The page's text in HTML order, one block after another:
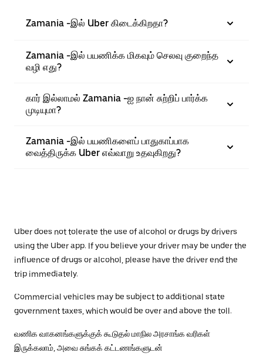
Zamania -இல் Uber கிடைக்கிறதா?
Zamania -இல் பயணிக்க மிகவும் செலவு குறைந்த
வழி எது?
கார் இல்லாமல் Zamania -ஐ நான் சுற்றிப் பார்க்க
முடியுமா?
Zamania -இல் பயணிகளைப் பாதுகாப்பாக
வைத்திருக்க Uber எவ்வாறு உதவுகிறது?
Uber does not tolerate the use of alcohol or drugs by drivers
using the Uber app. If you believe your driver may be under the
influence of drugs or alcohol, please have the driver end the
trip immediately.
Commercial vehicles may be subject to additional state
government taxes, which would be over and above the toll.
வணிக வாகனங்களுக்குக் கூடுதல் மாநில அரசாங்க வரிகள்
இருக்கலாம், அவை சுங்கக் கட்டணங்களுடன்